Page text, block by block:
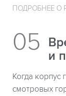
ПОДРОБНЕЕ О
и
Когда корпус
смотровых